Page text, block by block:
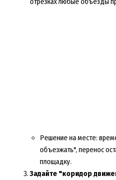
Решение на месте:
объезжать", перенос
площадку.
Задайте "коридор